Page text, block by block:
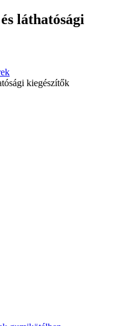
láthatósági
kiegészítők